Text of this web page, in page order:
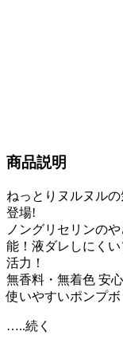
商品説明
ねっとりヌルヌル
登場!
ノングリセリンの
能！液ダレしにく
活力！
無香料・無着色 安心
使いやすいポンプボ
…..続く